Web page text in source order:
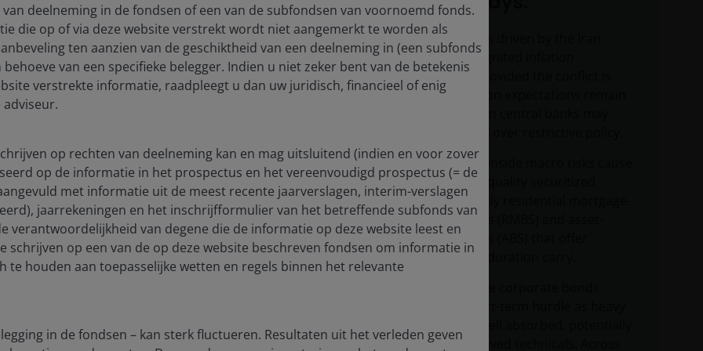
economic
supply
offers the
to any
prices raise
dampening
targeted
U.S. tax
rising
relative to
remain
Read more
Surging oil prices driven by the Iran
conflict have reignited inflation
concerns, but provided the conflict is
short and inflation expectations remain
Asymmetric downside macro risks cause
us to favor high quality securitized
credit, particularly residential mortgage-
backed securities (RMBS) and asset-
backed securities (ABS) that offer
attractive short-duration carry.
Q1 supply was well absorbed, potentially
setting up improved technicals. Across
deelneming in de fondsen of een van de subfondsen van voornoemd fonds.
die op of via deze website verstrekt wordt niet aangemerkt te worden als
ten aanzien van de geschiktheid van een deelneming in (een subfonds
van een specifieke belegger. Indien u niet zeker bent van de betekenis
verstrekte informatie, raadpleegt u dan uw juridisch, financieel of enig
op rechten van deelneming kan en mag uitsluitend (indien en voor zover
op de informatie in het prospectus en het vereenvoudigd prospectus (= de
met informatie uit de meest recente jaarverslagen, interim-verslagen
jaarrekeningen en het inschrijfformulier van het betreffende subfonds van
verantwoordelijkheid van degene die de informatie op deze website leest en
schrijven op een van de op deze website beschreven fondsen om informatie in
te houden aan toepasselijke wetten en regels binnen het relevante
in de fondsen – kan sterk fluctueren. Resultaten uit het verleden geven